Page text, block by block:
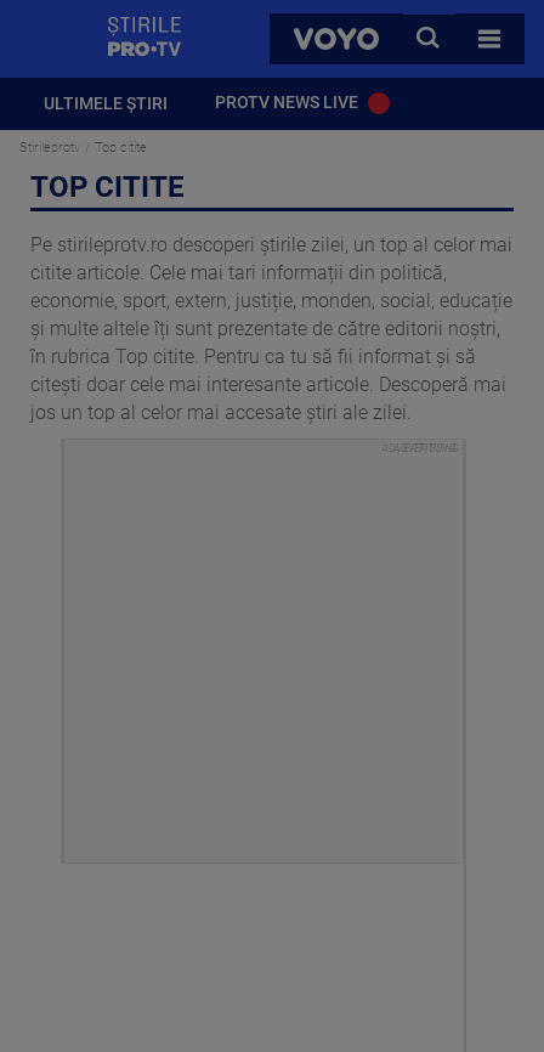
VOYO
CAUTA
TOATE
ULTIMELE ȘTIRI PROTV NEWS LIVE
Stirileprotv Top citite
TOP CITITE
Pe stirileprotv.ro descoperi știrile zilei, un top al celor mai
citite articole. Cele mai tari informații din politică,
economie, sport, extern, justiție, monden, social, educație
și multe altele îți sunt prezentate de către editorii noștri,
în rubrica Top citite. Pentru ca tu să fii informat și să
citești doar cele mai interesante articole. Descoperă mai
jos un top al celor mai accesate știri ale zilei.